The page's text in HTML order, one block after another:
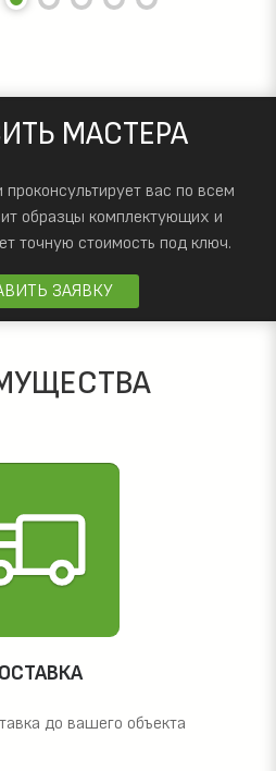
МАСТЕРА
вас по всем
образцы комплектующих и
точную стоимость под ключ.
ЗАЯВКУ
до вашего объекта